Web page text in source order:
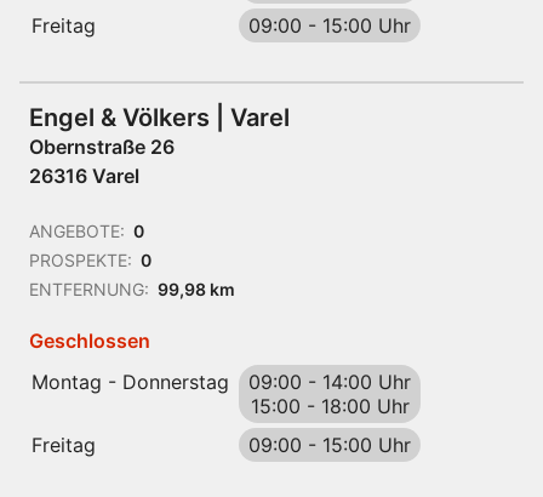
Freitag
09:00 - 15:00 Uhr
Engel & Völkers | Varel
Obernstraße 26
26316 Varel
ANGEBOTE: 0
PROSPEKTE: 0
ENTFERNUNG: 99,98 km
Geschlossen
Montag - Donnerstag
09:00 - 14:00 Uhr
15:00 - 18:00 Uhr
Freitag
09:00 - 15:00 Uhr